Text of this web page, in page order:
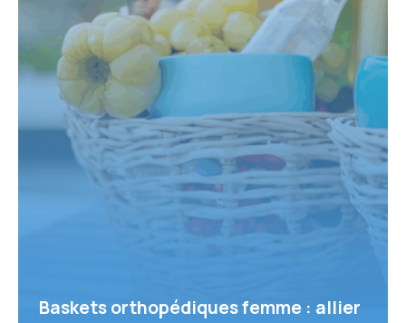
Baskets orthopédiques femme : allier